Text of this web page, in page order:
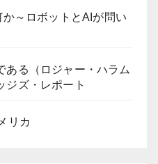
～ロボットとAIが問い
ある（ロジャー・ハラム
ジズ・レポート
リカ